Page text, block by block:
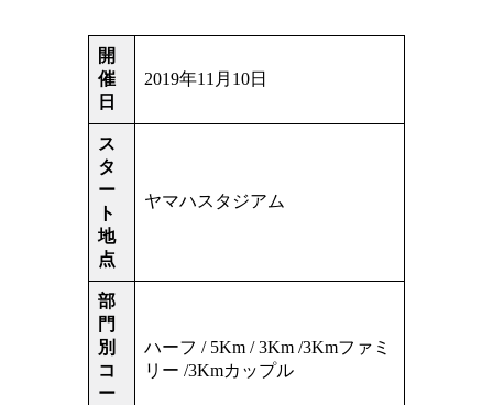
開
催
日
2019年11月10日
ス
タ
ー
ト
地
点
ヤマハスタジアム
部
門
別
コ
ー
ハーフ / 5Km / 3Km /3Kmファミ
リー /3Kmカップル